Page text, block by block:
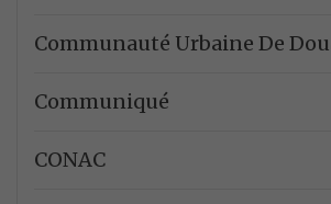
Communauté Urbaine De
Communiqué
CONAC